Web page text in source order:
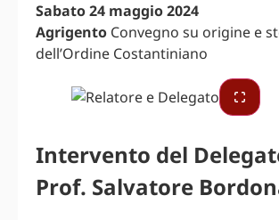
Sabato 24 maggio 2024
Agrigento Convegno su origine e
dell’Ordine Costantiniano
Intervento del
Prof. Salvatore